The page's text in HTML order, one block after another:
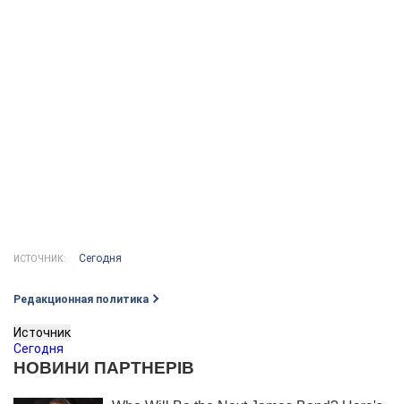
ИСТОЧНИК: Сегодня
Редакционная политика
Источник
Сегодня